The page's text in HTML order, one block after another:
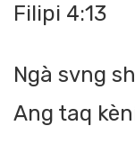
Filipi 4:13
Ngà svng
Ang taq